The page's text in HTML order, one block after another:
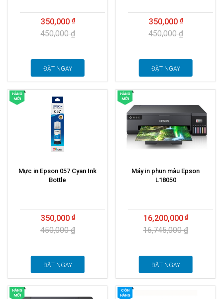
350,000
450,000 ₫
ĐẶT NGAY
350,000
450,000 ₫
ĐẶT NGAY
HÀNG
MỚI
Mực in Epson 057 Cyan Ink
Bottle
350,000
450,000 ₫
ĐẶT NGAY
HÀNG
MỚI
Máy in phun màu Epson
L18050
16,200,000
16,745,000 ₫
ĐẶT NGAY
HÀNG
MỚI
CÒN
HÀNG